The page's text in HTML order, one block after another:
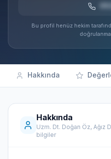
Bu profil henüz hekim
Hakkında
Hakkında
Uzm. Dt. Doğan Öz, Ağız
bilgiler